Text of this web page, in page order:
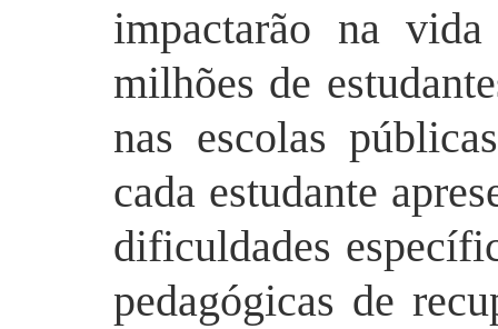
impactarão na
milhões de
nas escolas
cada estudante
dificuldades
pedagógicas de